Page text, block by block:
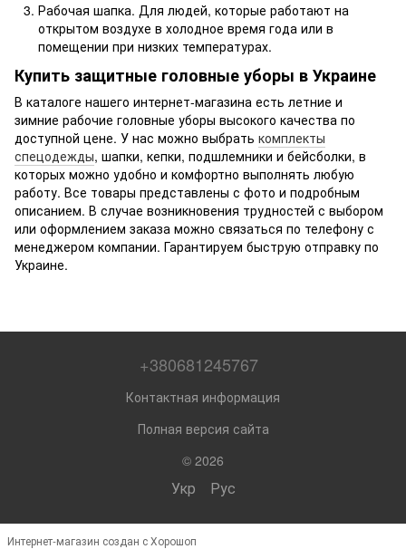
Рабочая шапка. Для людей, которые работают на
открытом воздухе в холодное время года или в
помещении при низких температурах.
Купить защитные головные уборы в Украине
В каталоге нашего интернет-магазина есть летние и
зимние рабочие головные уборы высокого качества по
доступной цене. У нас можно выбрать комплекты
спецодежды, шапки, кепки, подшлемники и бейсболки, в
которых можно удобно и комфортно выполнять любую
работу. Все товары представлены с фото и подробным
описанием. В случае возникновения трудностей с выбором
или оформлением заказа можно связаться по телефону с
менеджером компании. Гарантируем быструю отправку по
Украине.
+380681245767
Контактная информация
Полная версия сайта
© 2026
Укр Рус
Интернет-магазин создан с Хорошоп